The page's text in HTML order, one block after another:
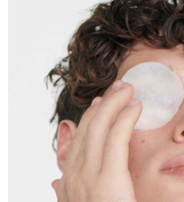
消。如遇「轉專審核」未通過狀況，
法說明評估內容。
【繳款方式說明】
1.分期款項不併入電信帳單，「大哥
醒簡訊。
2.透過簡訊連結打開帳單後，可選擇
帳／街口支付／iPASS MONEY」等通
【注意事項】
1.本服務係由「台灣大哥大股份有限
用戶於交易時，得透過本服務購買商
買賣價金債權讓與本公司後，依約使
2.基於同意付款使用「大哥付你分期
１．簡單：不需註冊會員、不需綁卡
２．便利：只要手機號碼，簡訊認證
３．安心：先確認商品／服務後，再
【「AFTEE先享後付」結帳流程】
１．於結帳方式選擇「AFTEE先享後
結帳頁面，進行簡訊認證並確認金額
２．訂單成立數日內，您將收到繳費通
３．收到繳費通知簡訊後14天內，點
ATM／網路銀行／等多元方式進行付
※ 請注意：結帳手續完成當下不需立
購買商品的店家。未經商家同意取消
後付繳納相關費用。
※ 交易是否成功請以「AFTEE先享後
899元超商取貨付款(全家)
每筆NT$65，滿NT$899(含以上)
全家取貨付款【優惠】
每筆NT$65，滿NT$899(含以上)
899元付款後取貨(全家)
每筆NT$65，滿NT$899(含以上)
付款後全家取貨【優惠】